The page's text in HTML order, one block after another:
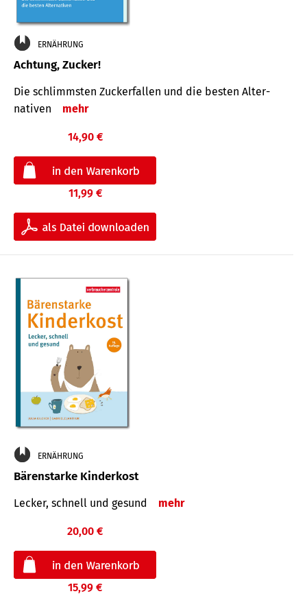
ERNÄHRUNG
Achtung, Zucker!
Die schlimmsten Zucker­fallen und die besten Alter­
nativen
mehr
14,90 €
11,99 €
ERNÄHRUNG
Bärenstarke Kinderkost
Lecker, schnell und gesund mehr
20,00 €
15,99 €